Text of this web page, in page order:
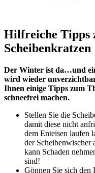
Hilfreiche Tipps
Scheibenkratzen
Der Winter ist da…und
wird wieder
Ihnen einige Tipps zum
schneefrei machen.
Stellen Sie die
damit diese nicht
dem Enteisen laufen
der Scheibenwischer
kann Schaden
sind!
Gönnen Sie sich den